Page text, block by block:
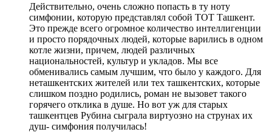
Действительно, очень сложно попасть в ту ноту
симфонии, которую представлял собой ТОТ Ташкент.
Это прежде всего огромное количество интеллигенции
и просто порядочных людей, которые варились в одном
котле жизни, причем, людей различных
национальностей, культур и укладов. Мы все
обменивались самым лучшим, что было у каждого. Для
неташкентских жителей или тех ташкентских, которые
слишком поздно родились, роман не вызовет такого
горячего отклика в душе. Но вот уж для старых
ташкентцев Рубина сыграла виртуозно на струнах их
душ- симфония получилась!